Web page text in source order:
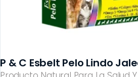
P & C Esbelt Pelo Lindo